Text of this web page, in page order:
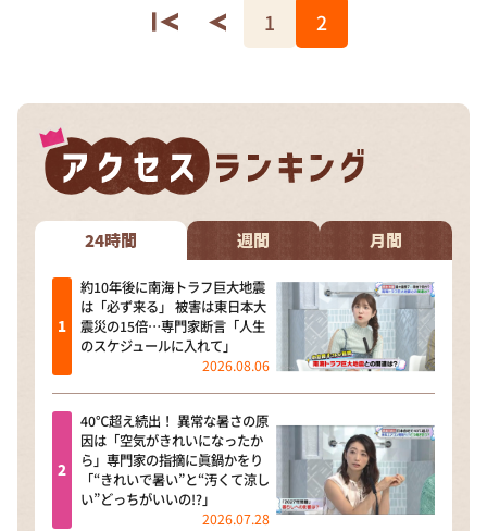
ポツンと一軒家
1 2
24時間 週間 月間
約10年後に南海トラフ巨大地震
は「必ず来る」 被害は東日本大
震災の15倍…専門家断言「人生
のスケジュールに入れて」
2026.08.06
40℃超え続出！ 異常な暑さの原
因は「空気がきれいになったか
ら」専門家の指摘に眞鍋かをり
「“きれいで暑い”と“汚くて涼し
い”どっちがいいの!?」
2026.07.28